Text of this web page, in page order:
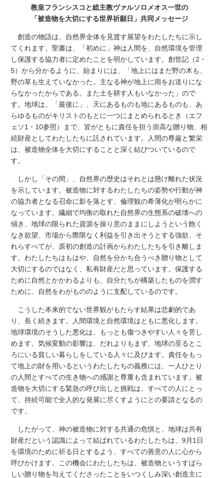
教皇フランシスコと総主教ヴァルソロメオス一世の
「被造物を大切にする世界祈願日」共同メッセージ
創造の物語は、自然界全体を見渡す展望をわたしたちに示し
てくれます。聖書は、「初めに」神は人間を、自然環境を管理
し保護する協力者に定めたことを明かしています。創世記（2・
5）から分かるように、始まりには、「地上にはまだ野の木も、
野の草も生えていなかった。主なる神が地上に雨をお送りにな
らなかったからである。また土を耕す人もいなかった」ので
す。地球は、「最後に」、天にあるものも地にあるものも、あ
らゆるものがキリストのもとに一つにまとめられるとき（エフ
ェソ1・10参照）まで、皆がともに責任を担う崇高な贈り物、相
続財産としてわたしたちに託されています。人間の尊厳と繁栄
は、被造物全体を大切にすることと深く結びついているので
す。
しかし「その間」、自然界の歴史はそれとは懸け離れた状況
を示しています。被造物に対するわたしたちの姿勢や行動が神
の協力者となる召命に影を落とす、倫理観の希薄化が明らかに
なっています。繊細で均衡の取れた自然界の生態系の破壊への
傾き、地球の限られた資源を操り意のままにしようという飽く
なき欲望、市場から際限なく利益を引き出そうとする強欲、そ
れらすべてが、原初の創造の計画からわたしたちを引き離しま
す。わたしたちはもはや、自然を分かち合うべき贈り物として
大切にするのではなく、私有財産だと思っています。保護する
ために自然とかかわるよりも、自分たちが構築したものを潤す
ために、自然をわがもののように支配しているのです。
こうした本来的でない世界観がもたらす結果は悲劇的であ
り、長く続きます。人間環境と自然環境はともに悪化します。
地球環境のそうした悪化は、もっとも傷つきやすい人々を苦し
めます。気候変動の影響は、だれよりもまず、地球の至るとこ
ろにいる貧しい暮らしをしている人々に及びます。責任をもっ
て地上の財を用いるというわたしたちの義務には、一人ひとり
の人間とすべての生き物への感謝と尊重も含まれています。被
造物を大切にする緊急の呼び出しと挑戦は、すべての人にとっ
て、持続可能で全人的な発展に尽くすようにとの要請となるの
です。
したがって、神の被造物に対する共通の危惧と、地球は共有
財産だという認識によって結ばれているわたしたちは、9月1日
を環境のために祈る日とするよう、すべての善意の人に心から
呼びかけます。この機会にわたしたちは、被造物というすばら
しい贈り物を与えてくださったことをいつくしみ深い創造主に